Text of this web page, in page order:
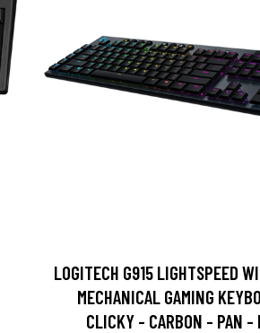
LOGITECH G915 LIGHTSPEED
MECHANICAL GAMING
CLICKY - CARBON - PAN -